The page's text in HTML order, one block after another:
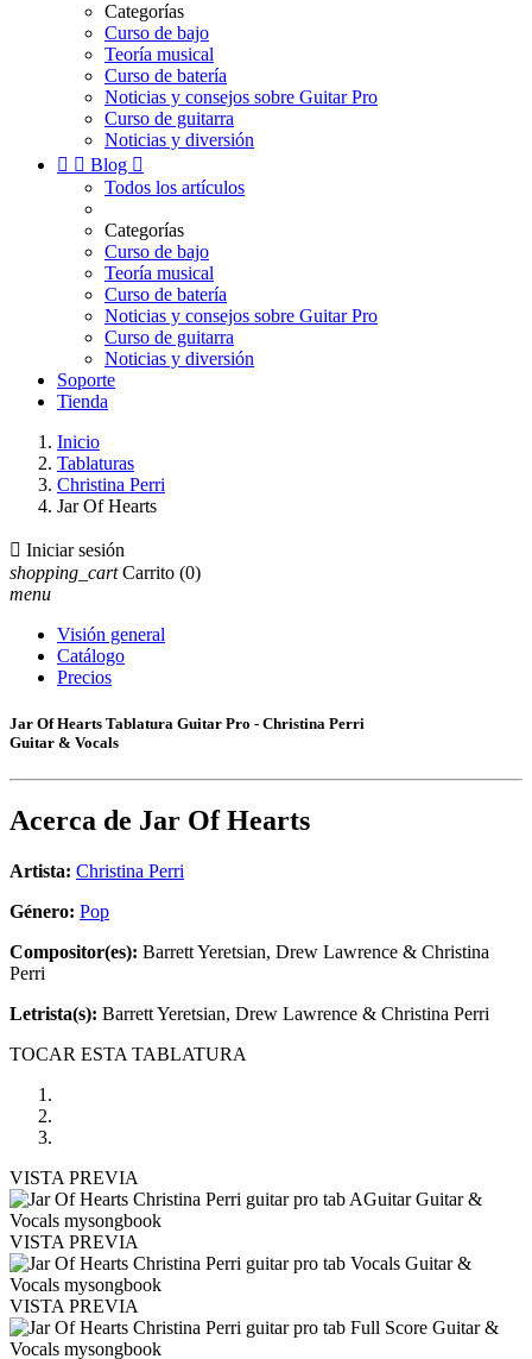
Categorías
Curso de bajo
Teoría musical
Curso de batería
Noticias y consejos sobre Guitar Pro
Curso de guitarra
Noticias y diversión
  Blog 
Todos los artículos
Categorías
Curso de bajo
Teoría musical
Curso de batería
Noticias y consejos sobre Guitar Pro
Curso de guitarra
Noticias y diversión
Soporte
Tienda
Inicio
Tablaturas
Christina Perri
Jar Of Hearts
 Iniciar sesión
shopping_cart Carrito (0)
menu
Visión general
Catálogo
Precios
Jar Of Hearts Tablatura Guitar Pro - Christina Perri
Guitar & Vocals
Acerca de Jar Of Hearts
Artista: Christina Perri
Género: Pop
Compositor(es): Barrett Yeretsian, Drew Lawrence & Christina
Perri
Letrista(s): Barrett Yeretsian, Drew Lawrence & Christina Perri
TOCAR ESTA TABLATURA
VISTA PREVIA
VISTA PREVIA
VISTA PREVIA